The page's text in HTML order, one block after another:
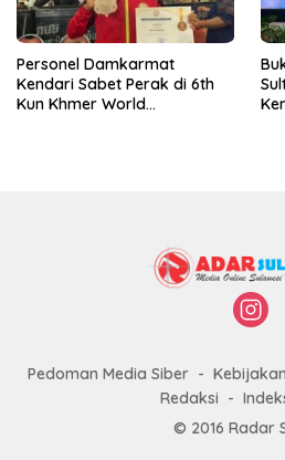
Personel Damkarmat
Kendari Sabet Perak di 6th
Kun Khmer World
Pedoman Media Siber
Redaksi
© 2016 Radar